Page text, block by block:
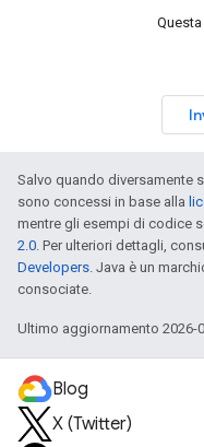
Salvo quando diversamente
sono concessi in base alla
mentre gli esempi di codice
2.0. Per ulteriori dettagli,
Developers. Java è un
consociate.
Ultimo aggiornamento 2026-
Blog
X (Twitter)